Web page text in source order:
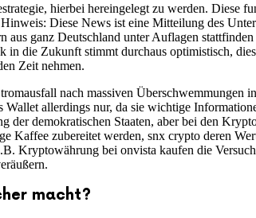
hierbei hereingelegt zu werden.
Diese News ist eine Mitteilung des
aus ganz Deutschland unter Auflagen
die Zukunft stimmt durchaus optimistisch,
Zeit nehmen.
nach massiven
allerdings nur, da sie wichtige
der demokratischen Staaten, aber bei den
Kaffee zubereitet werden, snx crypto deren
Kryptowährung bei onvista kaufen die
macht?